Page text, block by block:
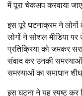
में पूरा चेकअप करवाया
इस पूरे घटनाक्रम ने
लोगों ने सोशल मीडिया
प्रतिक्रिया को जमकर
संवाद कर उनकी समस्याओं
समस्याओं का समाधान
इस घटना ने यह स्पष्ट कर